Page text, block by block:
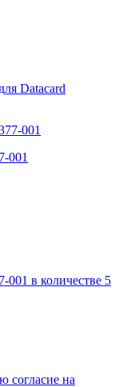
Datacard
001
001 в количестве 5
согласие на